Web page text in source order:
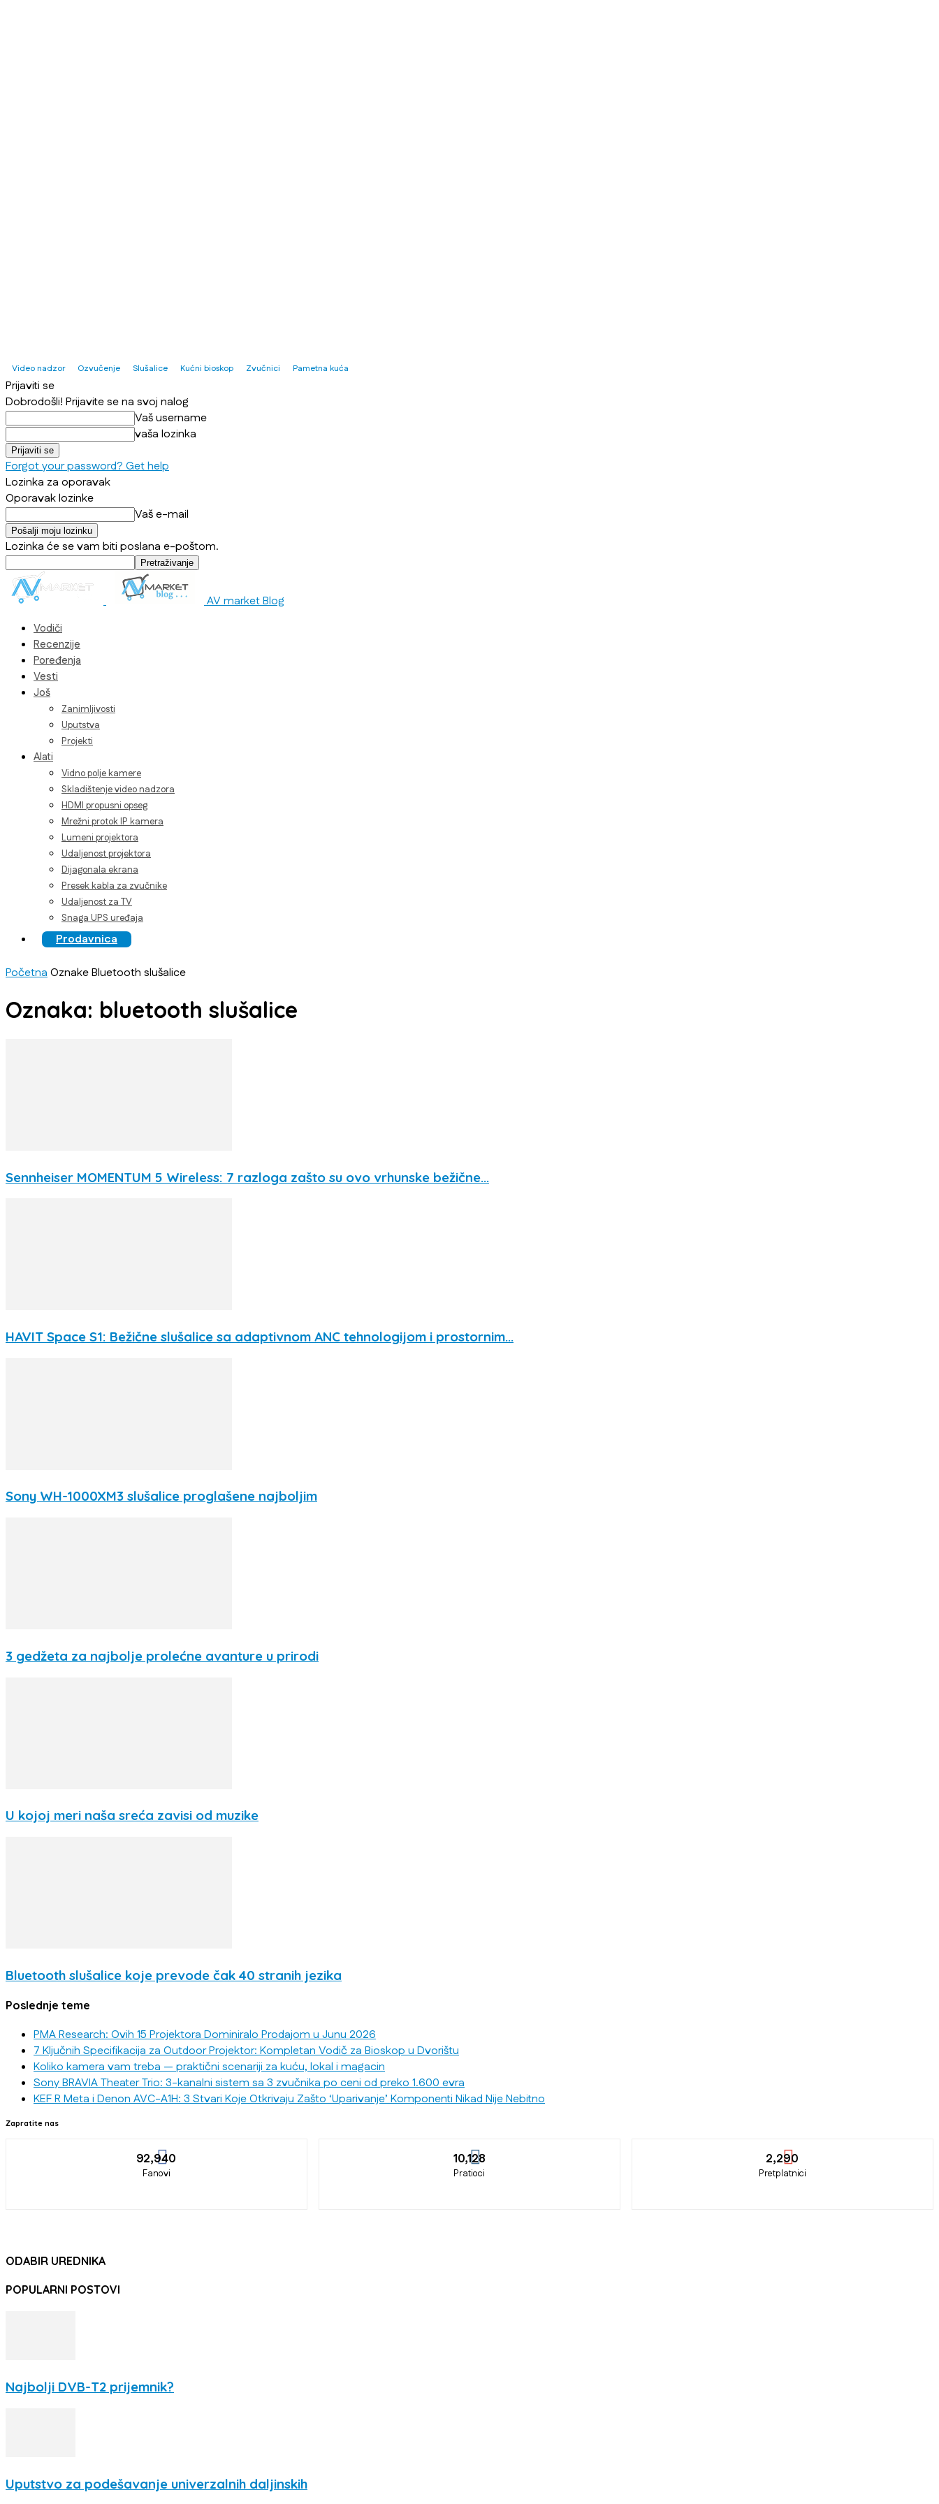
Video nadzor Ozvučenje Slušalice Kućni bioskop Zvučnici Pametna kuća
Prijaviti se
Dobrodošli! Prijavite se na svoj nalog
Vaš username
vaša lozinka
Forgot your password? Get help
Lozinka za oporavak
Oporavak lozinke
Vaš e-mail
Lozinka će se vam biti poslana e-poštom.
AV market Blog
Vodiči
Recenzije
Poređenja
Vesti
Još
Zanimljivosti
Uputstva
Projekti
Alati
Vidno polje kamere
Skladištenje video nadzora
HDMI propusni opseg
Mrežni protok IP kamera
Lumeni projektora
Udaljenost projektora
Dijagonala ekrana
Presek kabla za zvučnike
Udaljenost za TV
Snaga UPS uređaja
Prodavnica
PočetnaOznakeBluetooth slušalice
Oznaka: bluetooth slušalice
Sennheiser MOMENTUM 5 Wireless: 7 razloga zašto su ovo vrhunske bežične...
HAVIT Space S1: Bežične slušalice sa adaptivnom ANC tehnologijom i prostornim...
Sony WH-1000XM3 slušalice proglašene najboljim
3 gedžeta za najbolje prolećne avanture u prirodi
U kojoj meri naša sreća zavisi od muzike
Bluetooth slušalice koje prevode čak 40 stranih jezika
Poslednje teme
PMA Research: Ovih 15 Projektora Dominiralo Prodajom u Junu 2026
7 Ključnih Specifikacija za Outdoor Projektor: Kompletan Vodič za Bioskop u Dvorištu
Koliko kamera vam treba — praktični scenariji za kuću, lokal i magacin
Sony BRAVIA Theater Trio: 3-kanalni sistem sa 3 zvučnika po ceni od preko 1.600 evra
KEF R Meta i Denon AVC-A1H: 3 Stvari Koje Otkrivaju Zašto ‘Uparivanje’ Komponenti Nikad Nije Nebitno
Zapratite nas
92,940
Fanovi
10,128
Pratioci
2,290
Pretplatnici
ODABIR UREDNIKA
POPULARNI POSTOVI
Najbolji DVB-T2 prijemnik?
Uputstvo za podešavanje univerzalnih daljinskih